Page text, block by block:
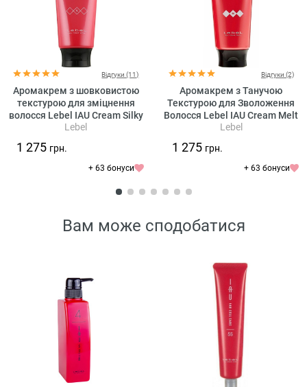
Відгуки (11)
Аромакрем з шовковистою
текстурою для зміцнення
волосся Lebel IAU Cream Silky
Repair
Lebel
1 275 грн.
+ 63 бонуси
Відгуки (2)
Аромакрем з Танучою
Текстурою для Зволоження
Волосся Lebel IAU Cream Melt
Repair
Lebel
1 275 грн.
+ 63 бонуси
Вам може сподобатися